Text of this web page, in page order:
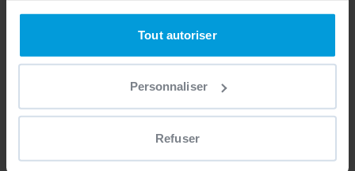
Vous pouvez modifier ou retirer votre consentement à
tout moment en consultant la Déclaration relative aux
cookies ou en cliquant sur l'icône de confidentialité.
Si vous le permettez, nous aimerions également :
Collecter des informations sur votre localisation
géographique qui peuvent être précises à plusieurs
Tout autoriser
Personnaliser
Refuser